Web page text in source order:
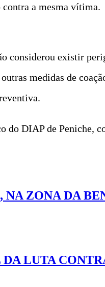
a mesma vítima.
existir
medidas de
DIAP de Peniche,
NA ZONA DA
LUTA